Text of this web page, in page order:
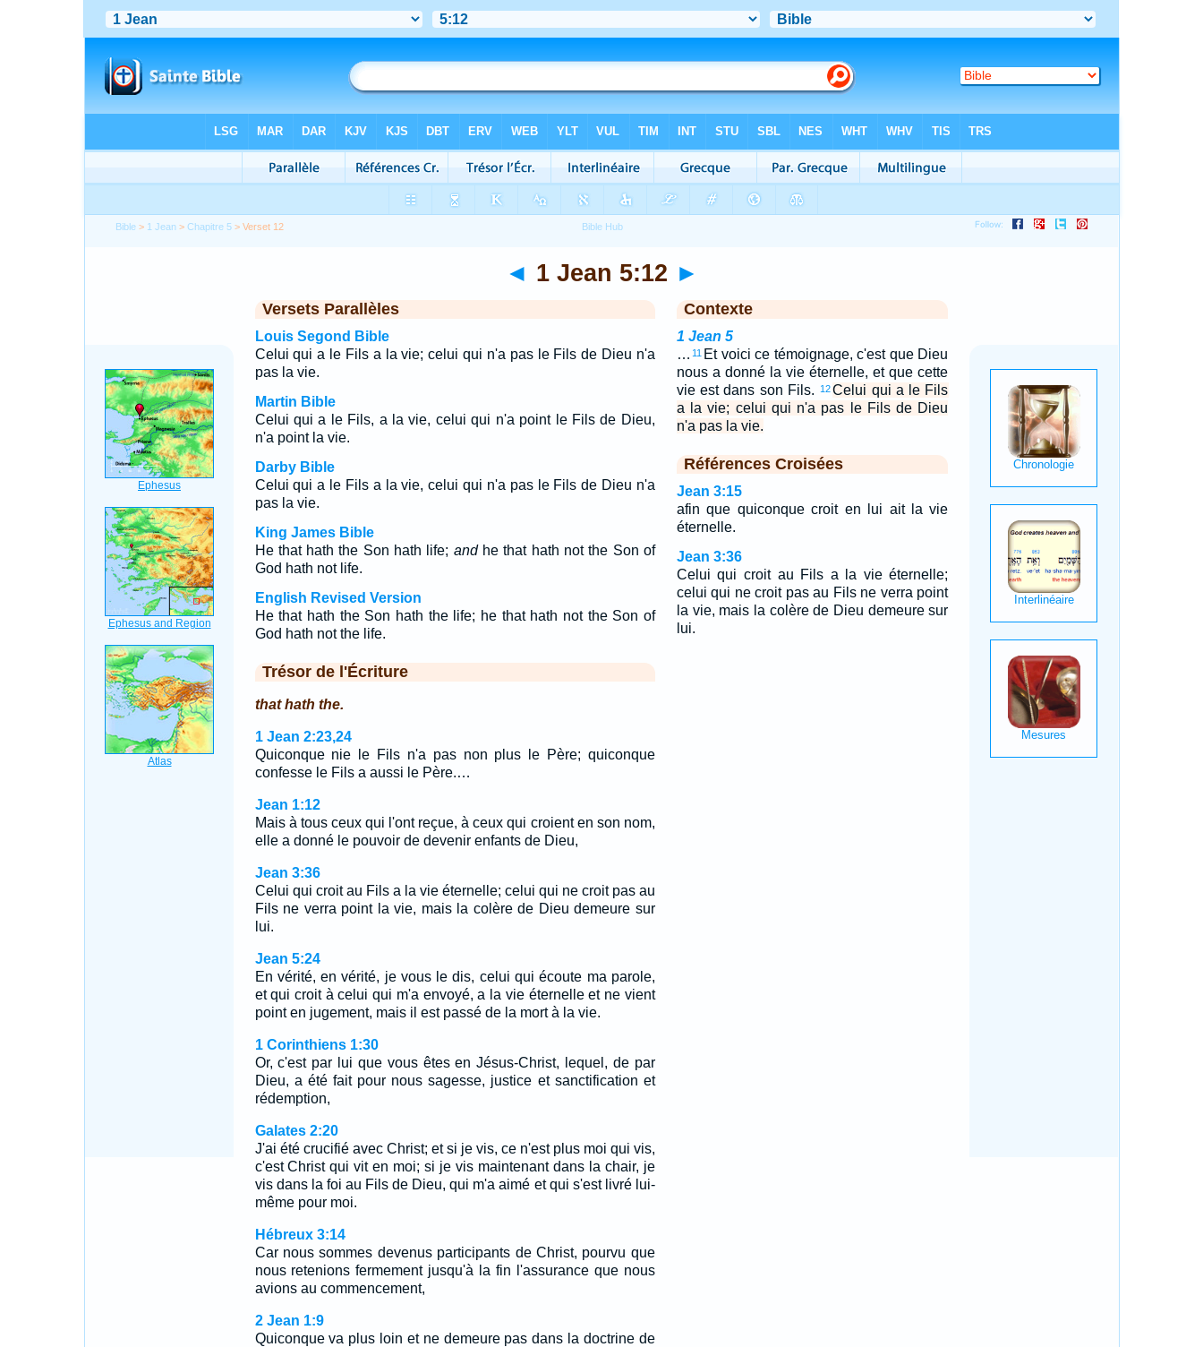
Bible > 1 Jean >Chapitre 5 > Verset 12
◄ 1 Jean 5:12 ►
Versets Parallèles
Louis Segond Bible
Celui qui a le Fils a la vie; celui qui n'a pas le Fils de Dieu n'a
pas la vie.
Martin Bible
Celui qui a le Fils, a la vie, celui qui n'a point le Fils de Dieu,
n'a point la vie.
Darby Bible
Celui qui a le Fils a la vie, celui qui n'a pas le Fils de Dieu n'a
pas la vie.
King James Bible
He that hath the Son hath life; andhe that hath not the Son of
God hath not life.
English Revised Version
He that hath the Son hath the life; he that hath not the Son of
God hath not the life.
Trésor de l'Écriture
that hath the.
1 Jean 2:23,24
Quiconque nie le Fils n'a pas non plus le Père; quiconque
confesse le Fils a aussi le Père.…
Jean 1:12
Mais à tous ceux qui l'ont reçue, à ceux qui croient en son nom,
elle a donné le pouvoir de devenir enfants de Dieu,
Jean 3:36
Celui qui croit au Fils a la vie éternelle; celui qui ne croit pas au
Fils ne verra point la vie, mais la colère de Dieu demeure sur
lui.
Jean 5:24
En vérité, en vérité, je vous le dis, celui qui écoute ma parole,
et qui croit à celui qui m'a envoyé, a la vie éternelle et ne vient
point en jugement, mais il est passé de la mort à la vie.
1 Corinthiens 1:30
Or, c'est par lui que vous êtes en Jésus-Christ, lequel, de par
Dieu, a été fait pour nous sagesse, justice et sanctification et
rédemption,
Galates 2:20
J'ai été crucifié avec Christ; et si je vis, ce n'est plus moi qui vis,
c'est Christ qui vit en moi; si je vis maintenant dans la chair, je
vis dans la foi au Fils de Dieu, qui m'a aimé et qui s'est livré lui-
même pour moi.
Hébreux 3:14
Car nous sommes devenus participants de Christ, pourvu que
nous retenions fermement jusqu'à la fin l'assurance que nous
avions au commencement,
2 Jean 1:9
Quiconque va plus loin et ne demeure pas dans la doctrine de
Contexte
1 Jean 5
… 11 Et voici ce témoignage, c'est que Dieu
nous a donné la vie éternelle, et que cette
vie est dans son Fils.
12Celui qui a le Fils
a la vie; celui qui n'a pas le Fils de Dieu
n'a pas la vie.
Références Croisées
Jean 3:15
afin que quiconque croit en lui ait la vie
éternelle.
Jean 3:36
Celui qui croit au Fils a la vie éternelle;
celui qui ne croit pas au Fils ne verra point
la vie, mais la colère de Dieu demeure sur
lui.